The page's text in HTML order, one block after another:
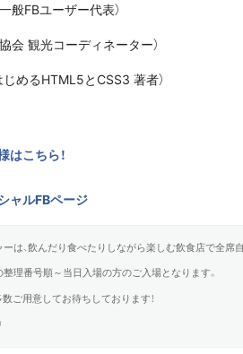
般FBユーザー代表）
会 観光コーディネーター）
めるHTML5とCSS3 著者）
はこちら！
ャルFBページ
は、飲んだり食べたりしながら楽しむ飲食店で全席自
理番号順～当日入場の方のご入場となります。
数ご用意してお待ちしております！